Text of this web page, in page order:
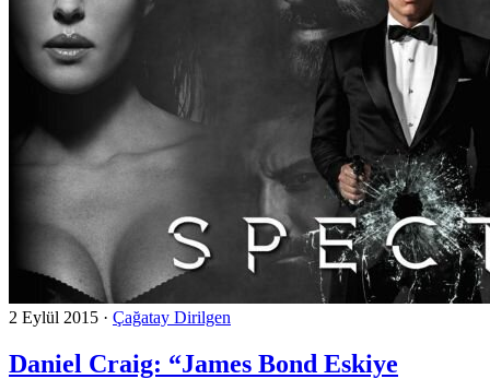
2 Eylül 2015 · Çağatay Dirilgen
Daniel Craig: “James Bond Eskiye